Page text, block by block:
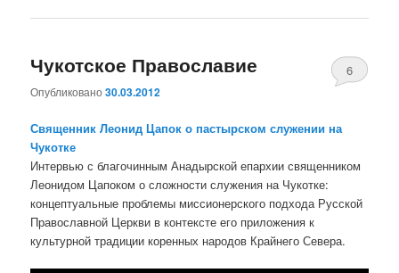
Чукотское Православие
Опубликовано30.03.2012
6
Священник Леонид Цапок о пастырском служении на
Чукотке
Интервью с благочинным Анадырской епархии священником
Леонидом Цапоком о сложности служения на Чукотке:
концептуальные проблемы миссионерского подхода Русской
Православной Церкви в контексте его приложения к
культурной традиции коренных народов Крайнего Севера.